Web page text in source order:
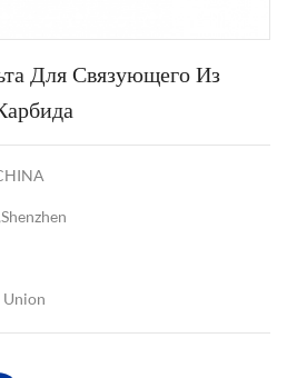
Для Связующего Из
Union